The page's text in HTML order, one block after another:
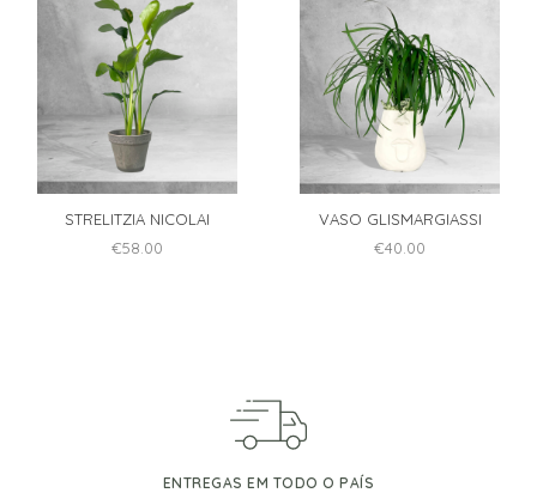
STRELITZIA NICOLAI
€58.00
VASO GLISMARGIASSI
€40.00
ENTREGAS EM TODO O PAÍS